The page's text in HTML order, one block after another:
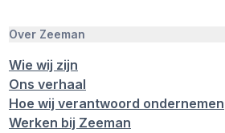
Over Zeeman
Wie wij zijn
Ons verhaal
Hoe wij verantwoord ondernemen
Werken bij Zeeman